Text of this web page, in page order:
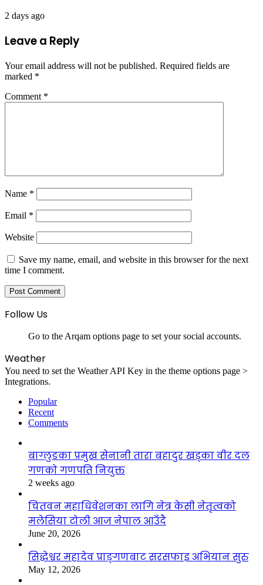
2 days ago
Leave a Reply
Your email address will not be published. Required fields are
marked *
Comment *
Name *
Email *
Website
Save my name, email, and website in this browser for the next
time I comment.
Follow Us
Go to the Arqam options page to set your social accounts.
Weather
You need to set the Weather API Key in the theme options page >
Integrations.
Popular
Recent
Comments
बाग्लुङका प्रमुख सेनानी तारा बहादुर खड्का वीर दल
गणको गणपति नियुक्त
2 weeks ago
चितवन महाधिवेशनका लागि नेत्र केसी नेतृत्वको
मलेसिया टोली आज नेपाल आउँदै
June 20, 2026
सिद्धेश्वर महादेव प्राङ्गणबाट सरसफाइ अभियान सुरु
May 12, 2026